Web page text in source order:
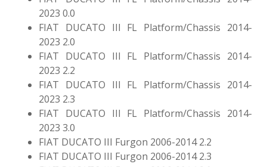
2023 0.0
FIAT DUCATO III FL Platform/Chassis 2014-
2023 2.0
FIAT DUCATO III FL Platform/Chassis 2014-
2023 2.2
FIAT DUCATO III FL Platform/Chassis 2014-
2023 2.3
FIAT DUCATO III FL Platform/Chassis 2014-
2023 3.0
FIAT DUCATO III Furgon 2006-2014 2.2
FIAT DUCATO III Furgon 2006-2014 2.3